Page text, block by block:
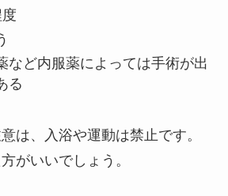
など内服薬によっては手術が出
る
は、入浴や運動は禁止です。
がいいでしょう。